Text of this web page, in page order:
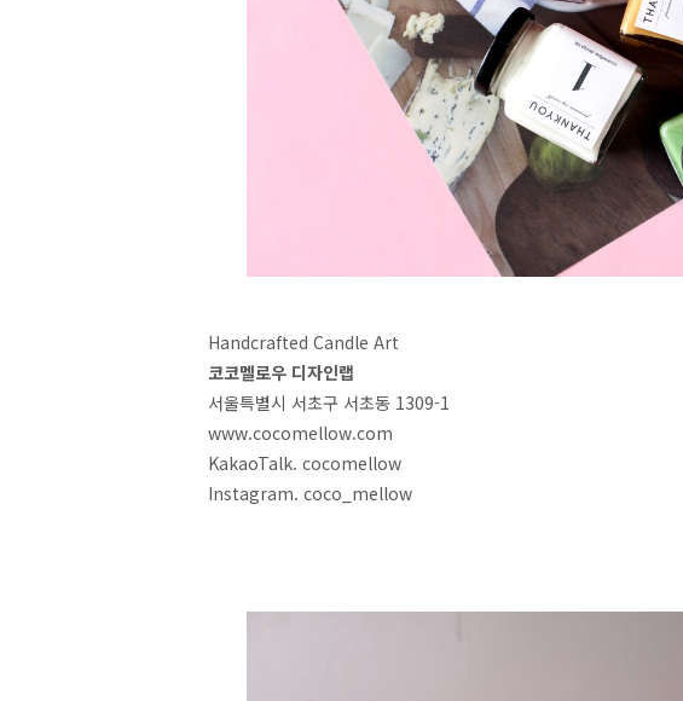
Handcrafted Candle Art
코코멜로우 디자인랩
서울특별시 서초구 서초동 1309-1
www.cocomellow.com
KakaoTalk. cocomellow
Instagram. coco_mellow